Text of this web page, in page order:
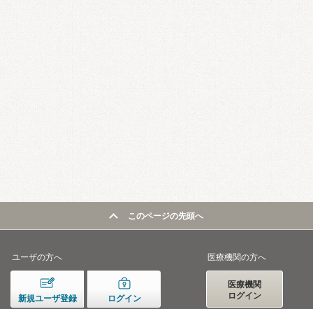
このページの先頭へ
ユーザの方へ
新規ユーザ登録 ログイン
医療機関の方へ
医療機関
ログイン